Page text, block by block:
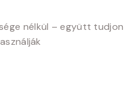
nélkül – együtt tudjon